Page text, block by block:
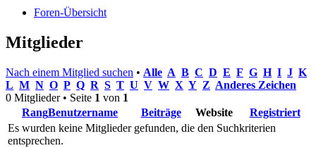
Foren-Übersicht
Mitglieder
Nach einem Mitglied suchen • Alle A B C D E F G H I J K
L M N O P Q R S T U V W X Y Z Anderes Zeichen
0 Mitglieder • Seite 1 von 1
RangBenutzername Beiträge Website
Registriert
Es wurden keine Mitglieder gefunden, die den Suchkriterien
entsprechen.